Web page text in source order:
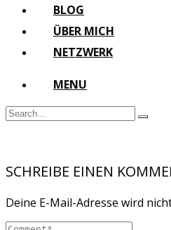
BLOG
ÜBER MICH
NETZWERK
MENU
SCHREIBE EINEN
Deine E-Mail-Adresse wird